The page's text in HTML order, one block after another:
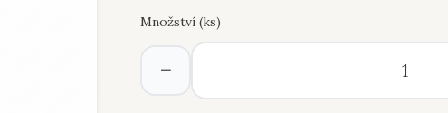
Množství (ks)
−